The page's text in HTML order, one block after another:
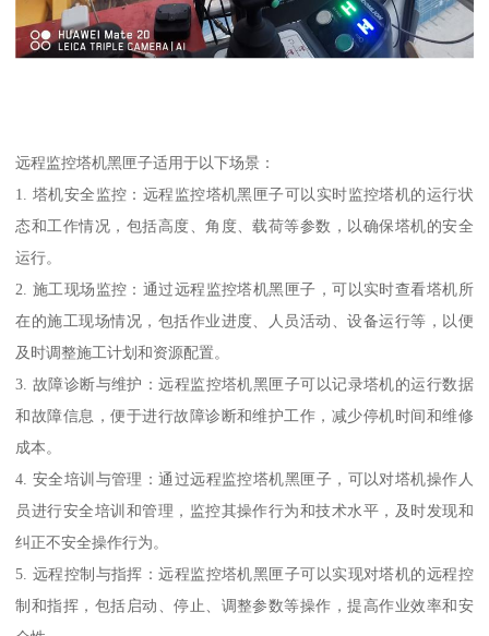
远程监控塔机黑匣子适用于以下场景：
1. 塔机安全监控：远程监控塔机黑匣子可以实时监控塔机的运行状
态和工作情况，包括高度、角度、载荷等参数，以确保塔机的安全
运行。
2. 施工现场监控：通过远程监控塔机黑匣子，可以实时查看塔机所
在的施工现场情况，包括作业进度、人员活动、设备运行等，以便
及时调整施工计划和资源配置。
3. 故障诊断与维护：远程监控塔机黑匣子可以记录塔机的运行数据
和故障信息，便于进行故障诊断和维护工作，减少停机时间和维修
成本。
4. 安全培训与管理：通过远程监控塔机黑匣子，可以对塔机操作人
员进行安全培训和管理，监控其操作行为和技术水平，及时发现和
纠正不安全操作行为。
5. 远程控制与指挥：远程监控塔机黑匣子可以实现对塔机的远程控
制和指挥，包括启动、停止、调整参数等操作，提高作业效率和安